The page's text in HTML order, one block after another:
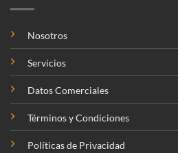
Nosotros
Servicios
Datos Comerciales
Términos y Condiciones
Políticas de Privacidad